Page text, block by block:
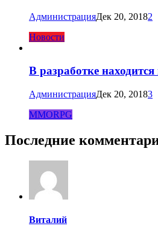
АдминистрацияДек 20, 20182
Новости
В разработке
АдминистрацияДек 20, 20183
MMORPG
Последние
Виталий